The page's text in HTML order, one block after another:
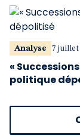
Analyse 7 juillet
«
politique